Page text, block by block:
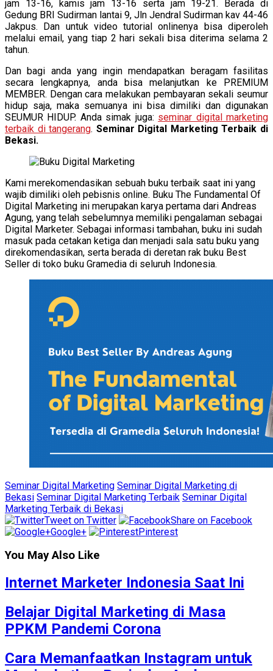
jam 13-16, kamis jam 13-16 serta jam 19-21. Berada di
Gedung BRI Sudirman lantai 9, Jln Jendral Sudirman kav 44-46
Jakpus. Dan untuk video tutorial onlinenya bisa diperoleh
melalui email, yang tiap 2 hari sekali bisa diterima selama 2
tahun.
Dan bagi anda yang ingin mendapatkan beragam fasilitas
secara lengkapnya, anda bisa melanjutkan ke PREMIUM
MEMBER. Dengan cara melakukan pembayaran sekali seumur
hidup saja, maka semuanya ini bisa dimiliki dan digunakan
SEUMUR HIDUP. Anda simak juga: seminar digital marketing
terbaik di tangerang. Seminar Digital Marketing Terbaik di
Bekasi.
Kami merekomendasikan sebuah buku terbaik saat ini yang
wajib dimiliki oleh pebisnis online. Buku The Fundamental Of
Digital Marketing ini merupakan karya pertama dari Andreas
Agung, yang telah sebelumnya memiliki pengalaman sebagai
Digital Marketer. Sebagai informasi tambahan, buku ini sudah
masuk pada cetakan ketiga dan menjadi sala satu buku yang
direkomendasikan, serta berada di deretan rak buku Best
Seller di toko buku Gramedia di seluruh Indonesia.
Seminar Digital Marketing Seminar Digital Marketing di
Bekasi Seminar Digital Marketing Terbaik Seminar Digital
Marketing Terbaik di Bekasi
Tweet on Twitter
Share on Facebook
Google+
Pinterest
You May Also Like
Internet Marketer Indonesia Saat Ini
Belajar Digital Marketing di Masa
PPKM Pandemi Corona
Cara Memanfaatkan Instagram untuk